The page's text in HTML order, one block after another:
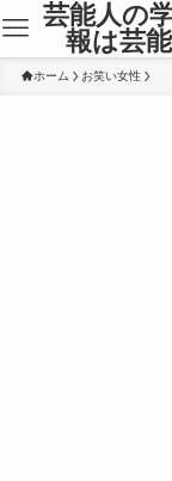
芸能人の
報は芸
ホーム お笑い女性